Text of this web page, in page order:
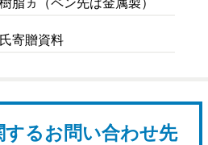
寄贈資料
るお問い合わせ先